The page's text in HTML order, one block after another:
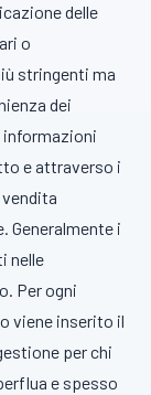
delle
o
stringenti ma
dei
e attraverso i
Generalmente i
nelle
Per ogni
viene inserito il
per chi
e spesso